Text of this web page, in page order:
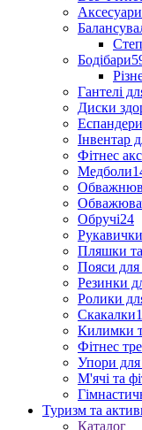
Бодібари
Гантелі
Диски
Еспандери
Інвентар
Фітнес
Медболи
Обручі24
Пляшки
Пояси для
Резинки
Ролики
Скакалки
Килимки
Фітнес
Упори
М'ячі та
Туризм та
Каталог